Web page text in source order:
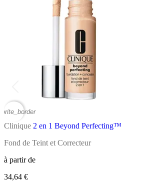
Clinique 2 en 1 Beyond Perfecting™
Fond de Teint et Correcteur
à partir de
34,64 €